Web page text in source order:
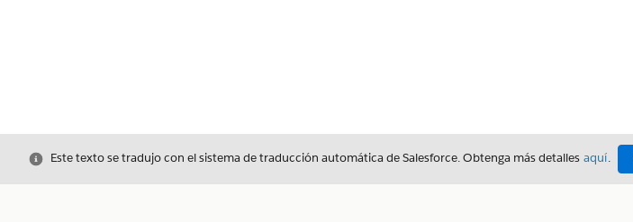
Cerrar
Este texto se tradujo con el sistema de traducción automática de Salesforce. Obtenga más detalles aquí.